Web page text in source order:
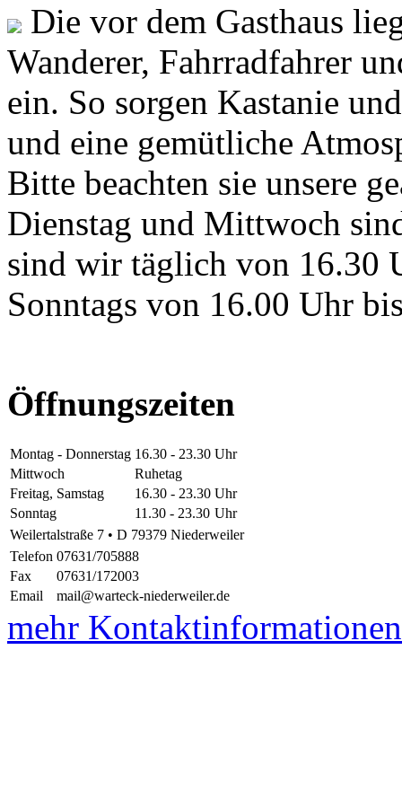
Die vor dem Gasthaus
Wanderer, Fahrradfahrer
ein. So sorgen Kastanie
und eine gemütliche
Bitte beachten sie unsere
Dienstag und Mittwoch
sind wir täglich von 16.30
Sonntags von 16.00 Uhr
Öffnungszeiten
Montag - Donnerstag 16.30 - 23.30 Uhr
Mittwoch
Ruhetag
Freitag, Samstag
16.30 - 23.30 Uhr
Sonntag
11.30 - 23.30 Uhr
Weilertalstraße 7 • D 79379 Niederweiler
Telefon 07631/705888
Fax
07631/172003
Email
mail@warteck-niederweiler.de
mehr Kontaktinformationen